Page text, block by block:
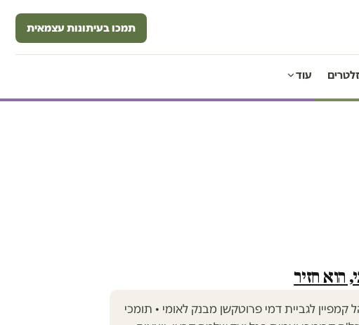
תמכו בעיתונות עצמאית
עוד
הוא חזיר
קמפיין לגביית דמי פרוטקשן מבנק לאומי • תומכי